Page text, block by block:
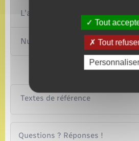
L'aide peut-elle être cumulée ?
Numéro d'urgence
Textes de référence
Questions ? Réponses !
Tout
Tout